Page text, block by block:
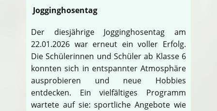
Jogginghosentag
Der diesjährige Jogginghosentag am
22.01.2026 war erneut ein voller Erfolg.
Die Schülerinnen und Schüler ab Klasse 6
konnten sich in entspannter Atmosphäre
ausprobieren und neue Hobbies
entdecken. Ein vielfältiges Programm
wartete auf sie: sportliche Angebote wie